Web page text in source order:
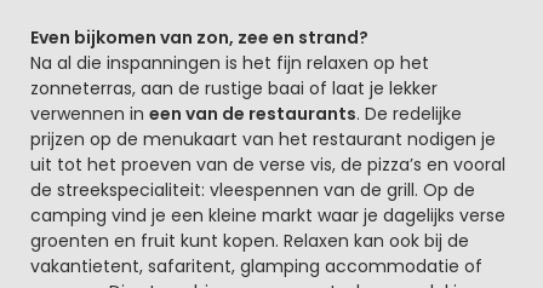
Even bijkomen van zon, zee en strand?
Na al die inspanningen is het fijn relaxen op het
zonneterras, aan de rustige baai of laat je lekker
verwennen in een van de restaurants. De redelijke
prijzen op de menukaart van het restaurant nodigen je
uit tot het proeven van de verse vis, de pizza’s en vooral
de streekspecialiteit: vleespennen van de grill. Op de
camping vind je een kleine markt waar je dagelijks verse
groenten en fruit kunt kopen. Relaxen kan ook bij de
vakantietent, safaritent, glamping accommodatie of